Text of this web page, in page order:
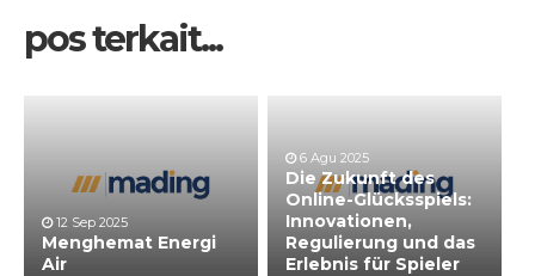
pos terkait...
12 Sep 2025
Menghemat Energi
Air
6 Agu 2025
Die Zukunft des
Online-Glücksspiels:
Innovationen,
Regulierung und das
Erlebnis für Spieler